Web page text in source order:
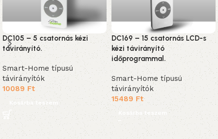
DC105 – 5 csatornás kézi
távirányító.
Smart-Home típusú
távirányítók
10089Ft
Kosárba teszem
DC169 – 15 csatornás LCD-s
kézi távirányító
időprogrammal.
Smart-Home típusú
távirányítók
15489 Ft
Kosárba teszem